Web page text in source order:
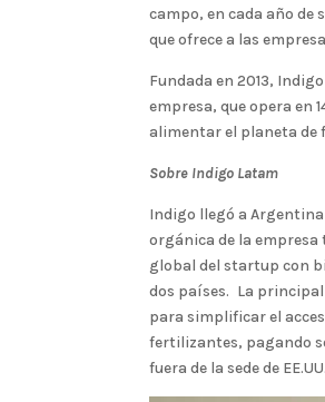
campo, en cada año de
que ofrece a las
Fundada en 2013,
empresa, que opera en
alimentar el planeta de
Sobre Indigo Latam
Indigo llegó a
orgánica de la empresa
global del startup con
dos países. La
para simplificar el
fertilizantes, pagando
fuera de la sede de